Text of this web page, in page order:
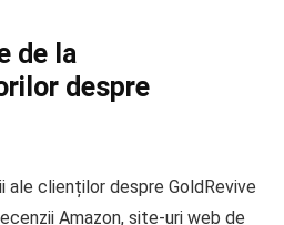
de la
despre
ale clienților despre GoldRevive
Amazon, site-uri web de